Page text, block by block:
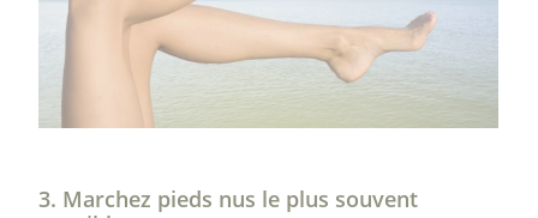
3. Marchez pieds nus le plus souvent